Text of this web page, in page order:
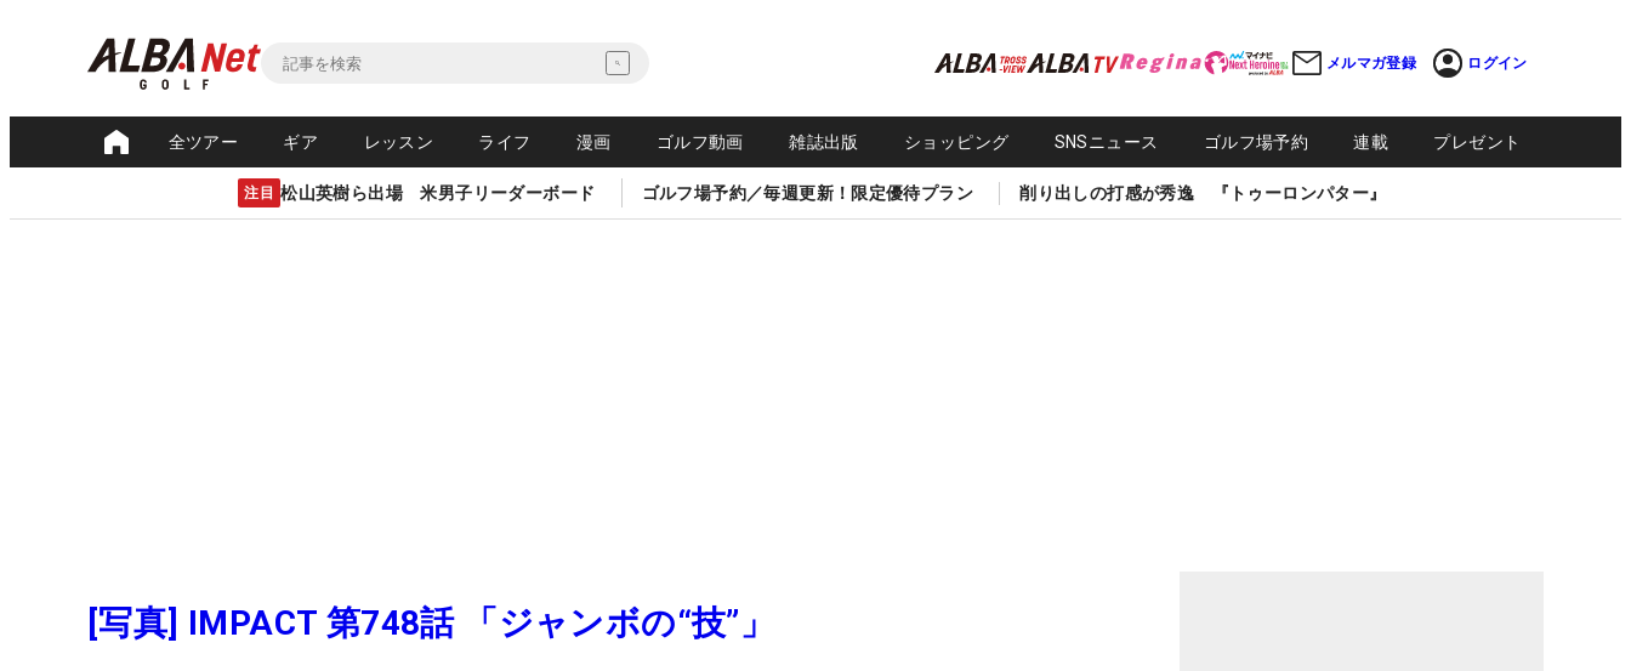
メルマガ登録 ログイン
全ツアー ギア レッスン ライフ 漫画 ゴルフ動画 雑誌出版 ショッピング SNSニュース ゴルフ場予約 連載 プレゼント
注目 松山英樹ら出場 米男子リーダーボード ゴルフ場予約／毎週更新！限定優待プラン 削り出しの打感が秀逸 『トゥーロンパター』
[写真] IMPACT 第748話 「ジャンボの“技”」